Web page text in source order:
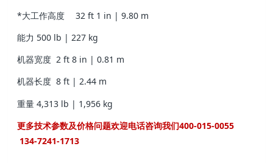
*大工作高度
32 ft 1 in | 9.80 m
能力 500 lb | 227 kg
机器宽度 2 ft 8 in | 0.81 m
机器长度 8 ft | 2.44 m
重量 4,313 lb | 1,956 kg
更多技术参数及价格问题欢迎电话咨询我们400-015-0055
134-7241-1713